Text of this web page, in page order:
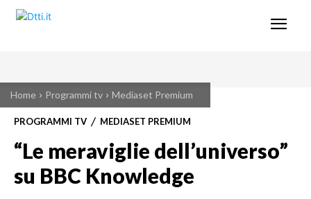
Home Programmi tv Mediaset Premium
PROGRAMMI TV MEDIASET PREMIUM
“Le meraviglie dell’universo”
su BBC Knowledge